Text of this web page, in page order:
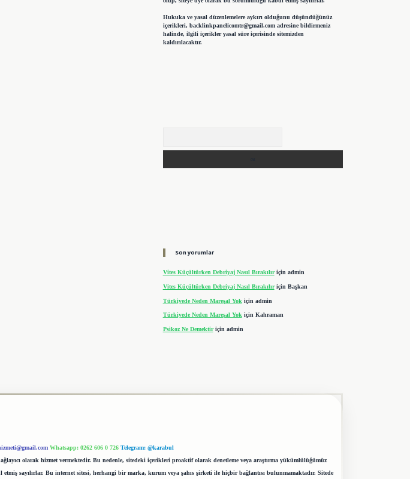
Hukuka ve yasal düzenlemelere aykırı olduğunu düşündüğünüz
içerikleri, backlinkpanelicomtr@gmail.comadresine bildirmeniz
halinde, ilgili içerikler yasal süre içerisinde sitemizden
kaldırılacaktır.
Son yorumlar
Vites Küçültürken Debriyaj Nasıl Bırakılıriçin admin
Vites Küçültürken Debriyaj Nasıl Bırakılıriçin Başkan
Türkiyede Neden Mareşal Yok için admin
Türkiyede Neden Mareşal Yok için Kahraman
Psikoz Ne Demektiriçin admin
Whatsapp: 0262 606 0 726 Telegram: @karabul
olarak hizmet vermektedir. Bu nedenle, sitedeki içerikleri proaktif olarak denetleme veya araştırma yükümlülüğümüz
sayılırlar. Bu internet sitesi, herhangi bir marka, kurum veya şahıs şirketi ile hiçbir bağlantısı bulunmamaktadır. Sitede